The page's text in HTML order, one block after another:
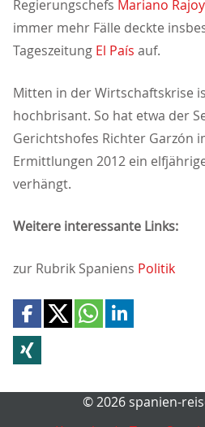
Regierungschefs Mariano Rajoy
immer mehr Fälle deckte
Tageszeitung El País auf.
Mitten in der Wirtschaftskrise
hochbrisant. So hat etwa der
Gerichtshofes Richter Garzón
Ermittlungen 2012 ein
verhängt.
Weitere interessante Links:
zur Rubrik Spaniens Politik
© 2026 spanien-